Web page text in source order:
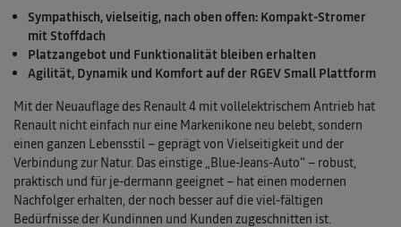
Sympathisch, vielseitig, nach oben offen: Kompakt-Stromer
mit Stoffdach
Platzangebot und Funktionalität bleiben erhalten
Agilität, Dynamik und Komfort auf der RGEV Small Plattform
Mit der Neuauflage des Renault 4 mit vollelektrischem Antrieb hat
Renault nicht einfach nur eine Markenikone neu belebt, sondern
einen ganzen Lebensstil – geprägt von Vielseitigkeit und der
Verbindung zur Natur. Das einstige „Blue-Jeans-Auto“ – robust,
praktisch und für je-dermann geeignet – hat einen modernen
Nachfolger erhalten, der noch besser auf die viel-fältigen
Bedürfnisse der Kundinnen und Kunden zugeschnitten ist.